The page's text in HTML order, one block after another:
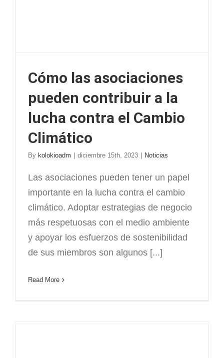
Cómo las asociaciones
pueden contribuir a la
lucha contra el Cambio
Climático
By kolokioadm diciembre 15th, 2023 Noticias
Las asociaciones pueden tener un papel
importante en la lucha contra el cambio
climático. Adoptar estrategias de negocio
más respetuosas con el medio ambiente
y apoyar los esfuerzos de sostenibilidad
de sus miembros son algunos [...]
Read More